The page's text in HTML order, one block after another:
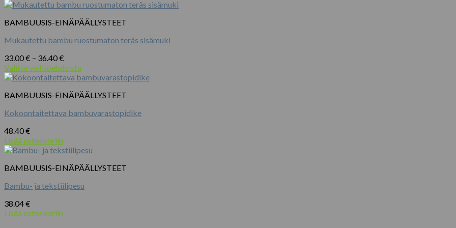
BAMBUUSIS-EINÄPÄÄLLYSTEET
Mukautettu bambu ruostumaton teräs sisämuki
33.00€ – 36.40€
33.00 €
-
Valitse vaihtoehdoista
Tällä
on
muunnelma.
tehdä
valinnat
tuotteen
sivulla.
BAMBUUSIS-EINÄPÄÄLLYSTEET
Kokoontaitettava bambuvarastopidike
48.40€
Lisää ostoskoriin
BAMBUUSIS-EINÄPÄÄLLYSTEET
Bambu- ja tekstiilipesu
38.04€
Lisää ostoskoriin